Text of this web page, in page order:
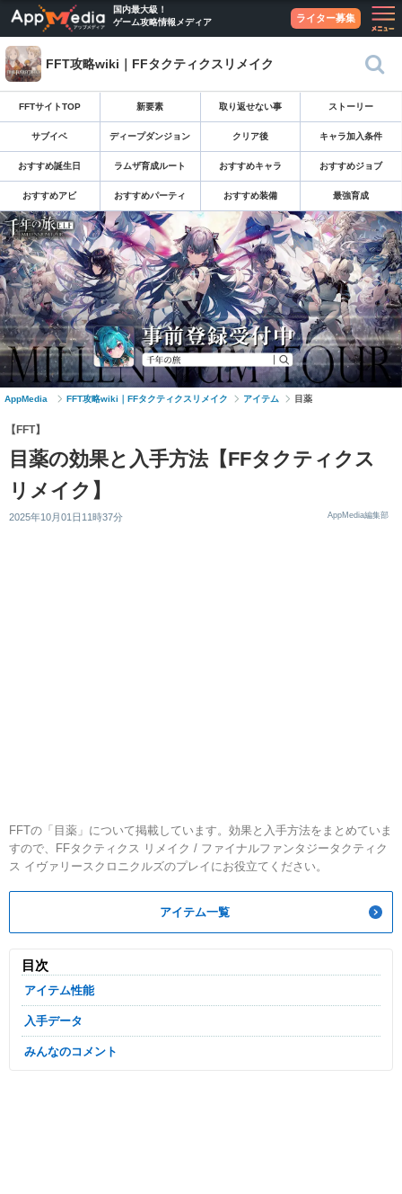
国内最大級！
ゲーム攻略情報メディア
ライター募集
FFT攻略wiki｜FFタクティクスリメイク
FFTサイトTOP 新要素 取り返せない事 ストーリー
サブイベ ディープダンジョン クリア後 キャラ加入条件
おすすめ誕生日 ラムザ育成ルート おすすめキャラ おすすめジョブ
おすすめアビ おすすめパーティ おすすめ装備 最強育成
AppMedia FFT攻略wiki｜FFタクティクスリメイク アイテム 目薬
【FFT】
目薬の効果と入手方法【FFタクティクス
リメイク】
2025年10月01日11時37分 AppMedia編集部
FFTの「目薬」について掲載しています。効果と入手方法をまとめていま
すので、FFタクティクス リメイク / ファイナルファンタジータクティク
ス イヴァリースクロニクルズのプレイにお役立てください。
アイテム一覧
目次
アイテム性能
入手データ
みんなのコメント